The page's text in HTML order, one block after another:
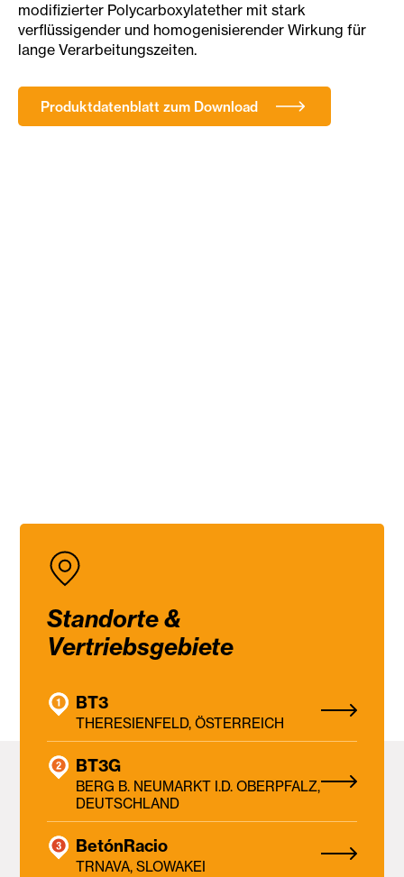
modifizierter Polycarboxylatether mit stark
verflüssigender und homogenisierender Wirkung für
lange Verarbeitungszeiten.
Produktdatenblatt zum Download
Standorte &
Vertriebsgebiete
BT3
THERESIENFELD, ÖSTERREICH
BT3G
BERG B. NEUMARKT I.D. OBERPFALZ,
DEUTSCHLAND
BetónRacio
TRNAVA, SLOWAKEI